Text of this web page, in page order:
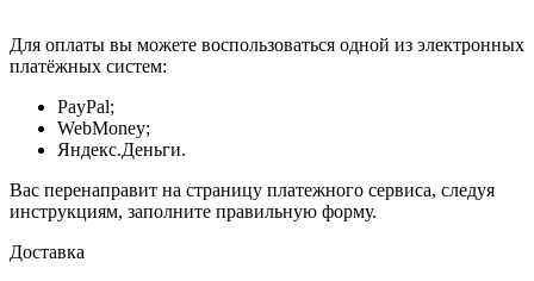
Для оплаты вы можете воспользоваться одной из электронных
платёжных систем:
PayPal;
WebMoney;
Яндекс.Деньги.
Вас перенаправит на страницу платежного сервиса, следуя
инструкциям, заполните правильную форму.
Доставка